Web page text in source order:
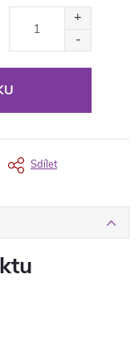
Sdílet